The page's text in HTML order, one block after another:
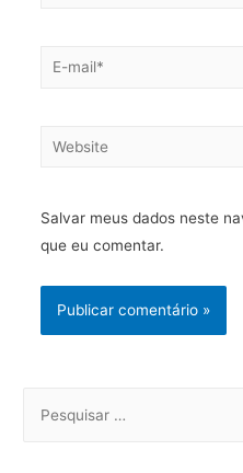
E-
Website
Salvar meus dados neste
que eu comentar.